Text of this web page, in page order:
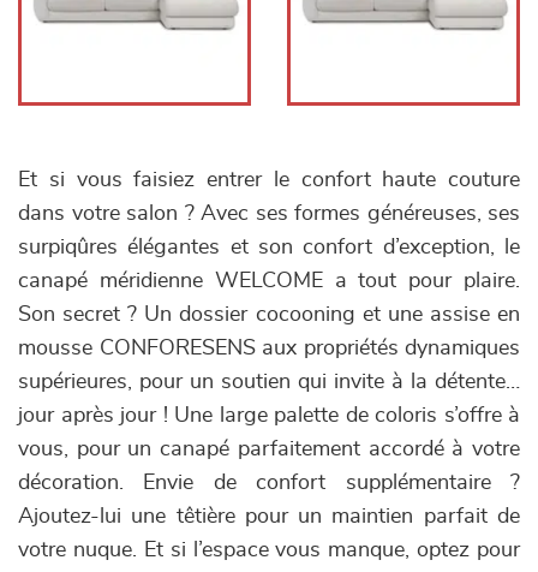
Et si vous faisiez entrer le confort haute couture
dans votre salon ? Avec ses formes généreuses, ses
surpiqûres élégantes et son confort d’exception, le
canapé méridienne WELCOME a tout pour plaire.
Son secret ? Un dossier cocooning et une assise en
mousse CONFORESENS aux propriétés dynamiques
supérieures, pour un soutien qui invite à la détente…
jour après jour ! Une large palette de coloris s’offre à
vous, pour un canapé parfaitement accordé à votre
décoration. Envie de confort supplémentaire ?
Ajoutez-lui une têtière pour un maintien parfait de
votre nuque. Et si l’espace vous manque, optez pour